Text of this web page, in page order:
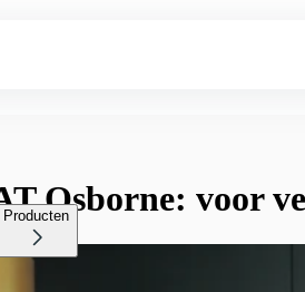
ProductenOsborne: voor